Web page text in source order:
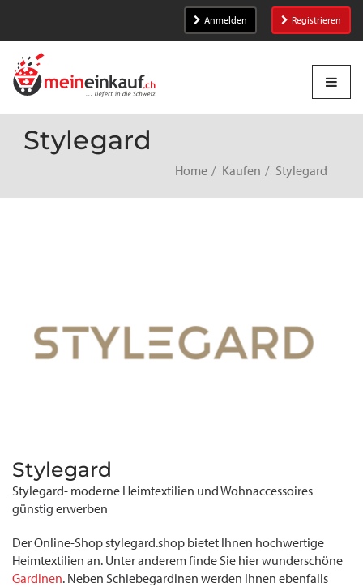
Anmelden Registrieren
Stylegard
Home Kaufen Stylegard
Stylegard
Stylegard- moderne Heimtextilien und Wohnaccessoires
günstig erwerben
Der Online-Shop stylegard.shop bietet Ihnen hochwertige
Heimtextilien an. Unter anderem finde Sie hier wunderschöne
Gardinen. Neben Schiebegardinen werden Ihnen ebenfalls